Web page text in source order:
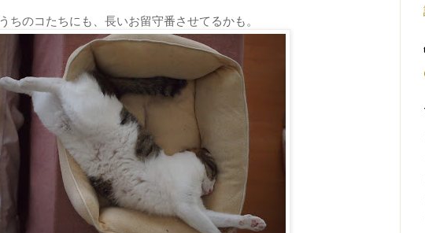
うちのコたちにも、長いお留守番させてるかも。